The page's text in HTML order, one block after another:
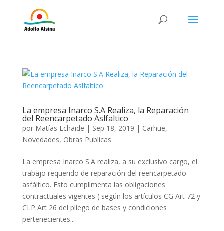
La empresa Inarco S.A Realiza, la Reparación
del Reencarpetado Aslfaltico
por Matías Echaide | Sep 18, 2019 | Carhue,
Novedades, Obras Publicas
La empresa Inarco S.A realiza, a su exclusivo cargo, el
trabajo requerido de reparación del reencarpetado
asfáltico. Esto cumplimenta las obligaciones
contractuales vigentes ( según los artículos CG Art 72 y
CLP Art 26 del pliego de bases y condiciones
pertenecientes...